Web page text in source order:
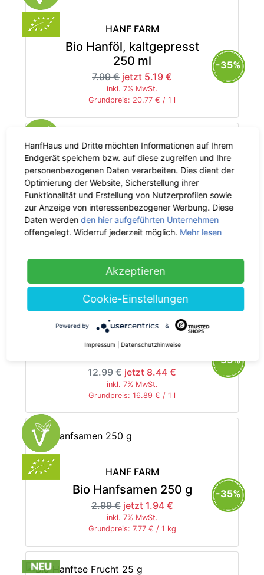
HANF FARM
Bio Hanföl, kaltgepresst
250 ml
7.99 € jetzt 5.19 €
inkl. 7% MwSt.
Grundpreis: 20.77 € / 1 l
-35%
HANF FARM
Bio Hanföl, kaltgepresst
5 kg
99.90 € jetzt 64.93 €
inkl. 7% MwSt.
-35%
HANF FARM
Bio Hanföl, kaltgepresst
12.99 € jetzt 8.44 €
inkl. 7% MwSt.
Grundpreis: 16.89 € / 1 l
-35%
HANF FARM
Bio Hanfsamen 250 g
2.99 € jetzt 1.94 €
inkl. 7% MwSt.
Grundpreis: 7.77 € / 1 kg
-35%
HanfHaus und Dritte möchten Informationen auf Ihrem
Endgerät speichern bzw. auf diese zugreifen und Ihre
personenbezogenen Daten verarbeiten. Dies dient der
Optimierung der Website, Sicherstellung ihrer
Funktionalität und Erstellung von Nutzerprofilen sowie
zur Anzeige von interessenbezogener Werbung. Diese
Daten werdenden hier aufgeführten Unternehmen
offengelegt. Widerruf jederzeit möglich. Mehr lesen
Akzeptieren
Cookie-Einstellungen
Powered by &
Impressum Datenschutzhinweise